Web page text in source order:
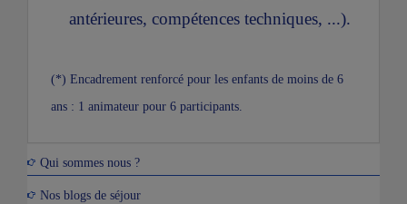
antérieures, compétences techniques, ...).
(*) Encadrement renforcé pour les enfants de moins de 6
ans : 1 animateur pour 6 participants.
Qui sommes nous ?
Nos blogs de séjour